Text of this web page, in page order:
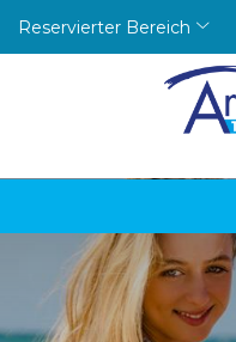
Reservierter Bereich